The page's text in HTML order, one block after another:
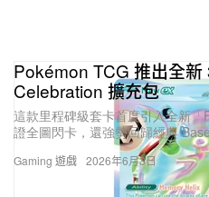
Gaming 遊戲
Pokémon TCG 推出全新
Celebration 擴充包
這款里程碑級套卡首度引入全新
證全圖閃卡，還強勢回歸經典
2026年6月3日